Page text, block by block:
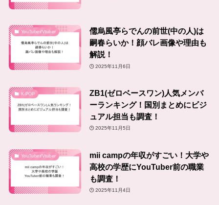
YouTuber/Vtuber
儒烏風亭らでんの前世(中の人)は
嗣春らいか！顔バレ画像や理由も
解説！
2025年11月6日
K-POP
ZB1(ゼロベースワン)人気メンバ
ーランキング！国別まとめにビジ
ュアル担当も調査！
2025年11月5日
YouTuber/Vtuber
mii campの年収がすごい！大学や
高校の学歴にYouTuber前の職業
も調査！
2025年11月4日